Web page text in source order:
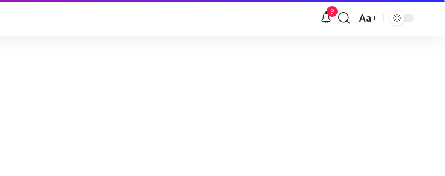
9
Font
Aa